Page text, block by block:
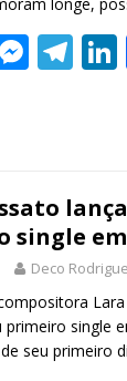
M
e
n
g
er
T
el
a
m
single
Deco
primeiro single
seu primeiro